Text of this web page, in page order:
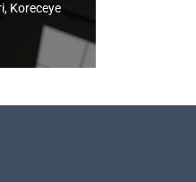
Koreceye